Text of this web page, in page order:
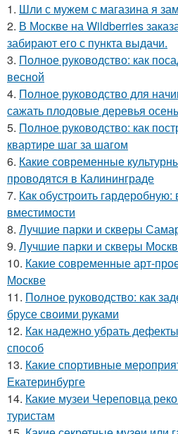
1. Шли с мужем с магазина я
2. В Москве на Wildberries
забирают его с пункта выдачи.
3. Полное руководство: как
весной
4. Полное руководство для
сажать плодовые деревья
5. Полное руководство: как
квартире шаг за шагом
6. Какие современные
проводятся в Калининграде
7. Как обустроить
вместимости
8. Лучшие парки и скверы
9. Лучшие парки и скверы
10. Какие современные арт-
Москве
11. Полное руководство: как
брусе своими руками
12. Как надежно убрать
способ
13. Какие спортивные
Екатеринбурге
14. Какие музеи Череповца
туристам